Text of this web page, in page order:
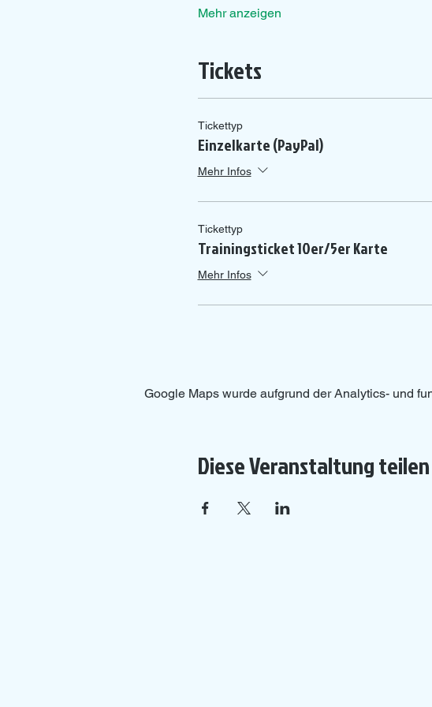
Mehr anzeigen
Tickets
Tickettyp
Einzelkarte (PayPal)
Mehr Infos
Tickettyp
Trainingsticket 10er/5er Karte
Mehr Infos
Google Maps wurde aufgrund der Analytics- und
Diese Veranstaltung teilen